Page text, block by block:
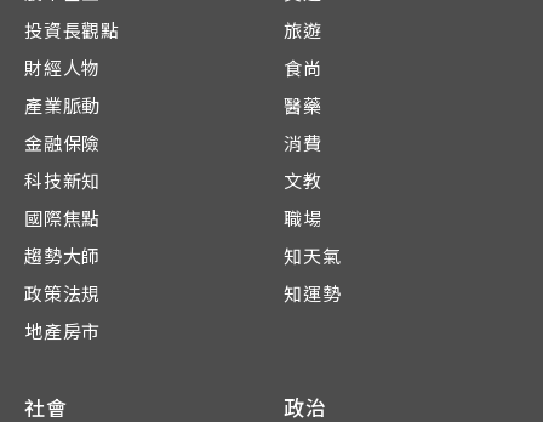
投資長觀點
財經人物
產業脈動
金融保險
科技新知
國際焦點
趨勢大師
政策法規
地產房市
旅遊
食尚
醫藥
消費
文教
職場
知天氣
知運勢
社會 政治